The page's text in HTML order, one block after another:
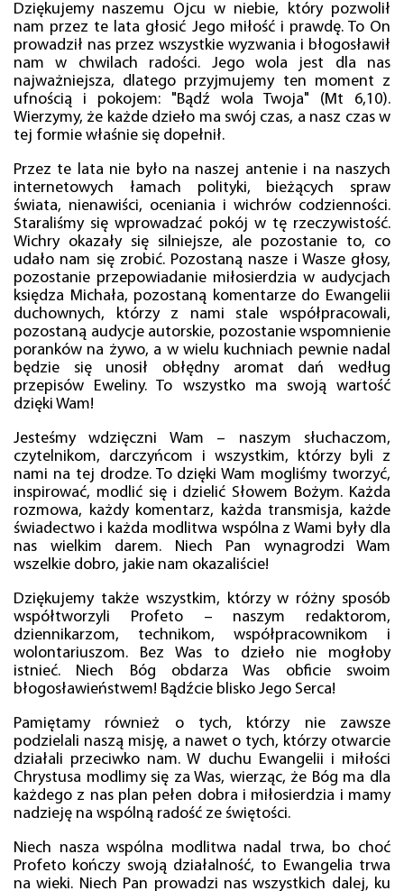
Dziękujemy naszemu Ojcu w niebie, który pozwolił
nam przez te lata głosić Jego miłość i prawdę. To On
prowadził nas przez wszystkie wyzwania i błogosławił
nam w chwilach radości. Jego wola jest dla nas
najważniejsza, dlatego przyjmujemy ten moment z
ufnością i pokojem: "Bądź wola Twoja" (Mt 6,10).
Wierzymy, że każde dzieło ma swój czas, a nasz czas w
tej formie właśnie się dopełnił.
Przez te lata nie było na naszej antenie i na naszych
internetowych łamach polityki, bieżących spraw
świata, nienawiści, oceniania i wichrów codzienności.
Staraliśmy się wprowadzać pokój w tę rzeczywistość.
Wichry okazały się silniejsze, ale pozostanie to, co
udało nam się zrobić. Pozostaną nasze i Wasze głosy,
pozostanie przepowiadanie miłosierdzia w audycjach
księdza Michała, pozostaną komentarze do Ewangelii
duchownych, którzy z nami stale współpracowali,
pozostaną audycje autorskie, pozostanie wspomnienie
poranków na żywo, a w wielu kuchniach pewnie nadal
będzie się unosił obłędny aromat dań według
przepisów Eweliny. To wszystko ma swoją wartość
dzięki Wam!
Jesteśmy wdzięczni Wam – naszym słuchaczom,
czytelnikom, darczyńcom i wszystkim, którzy byli z
nami na tej drodze. To dzięki Wam mogliśmy tworzyć,
inspirować, modlić się i dzielić Słowem Bożym. Każda
rozmowa, każdy komentarz, każda transmisja, każde
świadectwo i każda modlitwa wspólna z Wami były dla
nas wielkim darem. Niech Pan wynagrodzi Wam
wszelkie dobro, jakie nam okazaliście!
Dziękujemy także wszystkim, którzy w różny sposób
współtworzyli Profeto – naszym redaktorom,
dziennikarzom, technikom, współpracownikom i
wolontariuszom. Bez Was to dzieło nie mogłoby
istnieć. Niech Bóg obdarza Was obficie swoim
błogosławieństwem! Bądźcie blisko Jego Serca!
Pamiętamy również o tych, którzy nie zawsze
podzielali naszą misję, a nawet o tych, którzy otwarcie
działali przeciwko nam. W duchu Ewangelii i miłości
Chrystusa modlimy się za Was, wierząc, że Bóg ma dla
każdego z nas plan pełen dobra i miłosierdzia i mamy
nadzieję na wspólną radość ze świętości.
Niech nasza wspólna modlitwa nadal trwa, bo choć
Profeto kończy swoją działalność, to Ewangelia trwa
na wieki. Niech Pan prowadzi nas wszystkich dalej, ku